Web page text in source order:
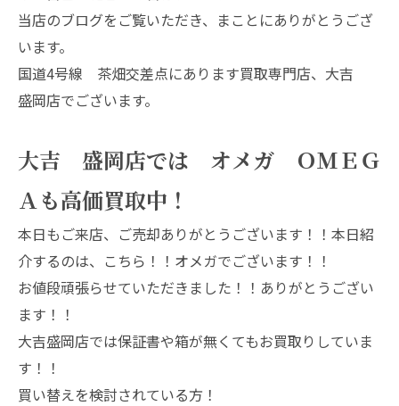
当店のブログをご覧いただき、まことにありがとうござ
います。
国道4号線 茶畑交差点にあります買取専門店、大吉
盛岡店でございます。
大吉 盛岡店では オメガ ＯＭＥＧ
Ａも高価買取中！
本日もご来店、ご売却ありがとうございます！！本日紹
介するのは、こちら！！オメガでございます！！
お値段頑張らせていただきました！！ありがとうござい
ます！！
大吉盛岡店では保証書や箱が無くてもお買取りしていま
す！！
買い替えを検討されている方！